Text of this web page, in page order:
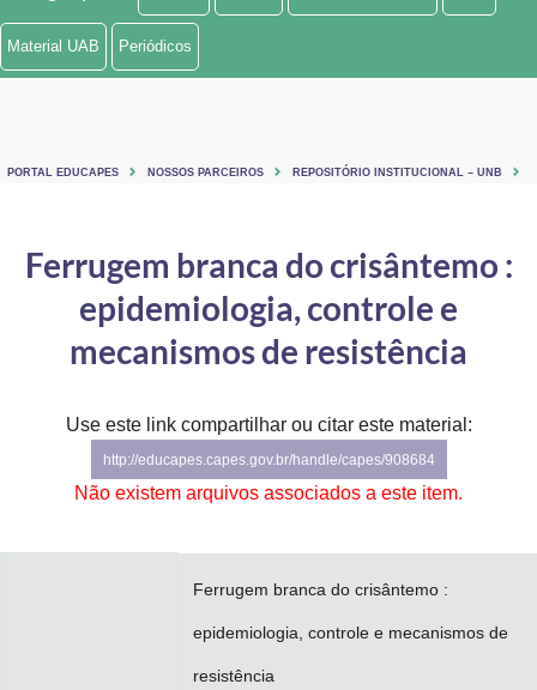
Ministério de Minas e Energia
Controladoria-Geral da União
Ministério da Mulher, da Família e dos Direitos Humanos
Secretaria de Governo
Gabinete de Segurança Institucional
Material UAB Periódicos
PORTAL EDUCAPES NOSSOS PARCEIROS REPOSITÓRIO INSTITUCIONAL – UNB
Ferrugem branca do crisântemo :
epidemiologia, controle e
mecanismos de resistência
Use este link compartilhar ou citar este material:
http://educapes.capes.gov.br/handle/capes/908684
Não existem arquivos associados a este item.
Ferrugem branca do crisântemo :
epidemiologia, controle e mecanismos de
resistência